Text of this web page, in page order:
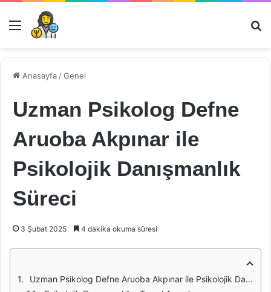
Menü
Anasayfa /Genel
Uzman Psikolog Defne
Aruoba Akpınar ile
Psikolojik Danışmanlık
Süreci
3 Şubat 2025 4 dakika okuma süresi
Uzman Psikolog Defne Aruoba Akpınar ile Psikolojik Danışmanlık Süreci